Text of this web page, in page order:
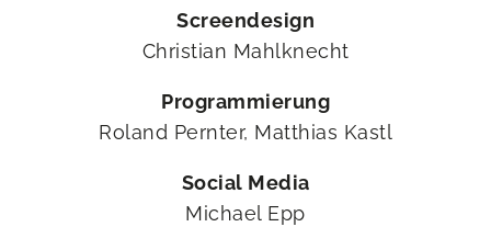
Screendesign
Christian Mahlknecht
Programmierung
Roland Pernter, Matthias Kastl
Social Media
Michael Epp